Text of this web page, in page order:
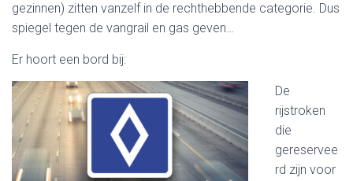
gezinnen) zitten vanzelf in de rechthebbende categorie. Dus
spiegel tegen de vangrail en gas geven…
Er hoort een bord bij:
De
rijstroken
die
gereservee
rd zijn voor